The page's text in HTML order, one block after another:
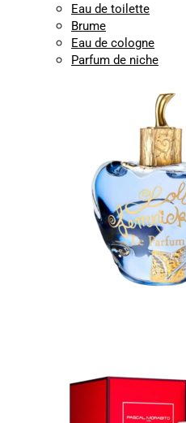
Eau de toilette
Brume
Eau de cologne
Parfum de niche